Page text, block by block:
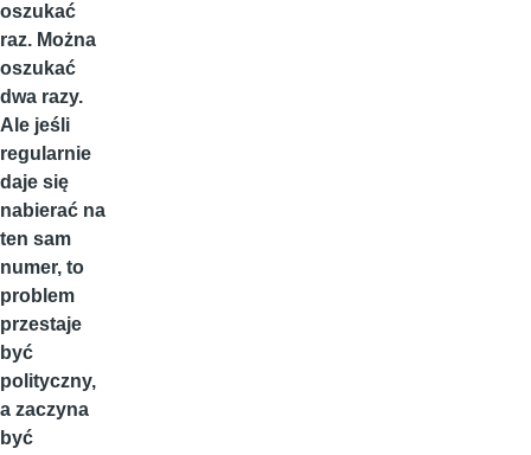
oszukać
raz. Można
oszukać
dwa razy.
Ale jeśli
regularnie
daje się
nabierać na
ten sam
numer, to
problem
przestaje
być
polityczny,
a zaczyna
być